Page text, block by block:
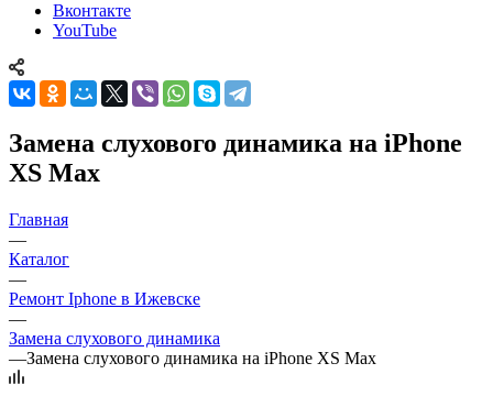
Вконтакте
YouTube
Замена слухового динамика на iPhone
XS Max
Главная
—
Каталог
—
Ремонт Iphone в Ижевске
—
Замена слухового динамика
—Замена слухового динамика на iPhone XS Max